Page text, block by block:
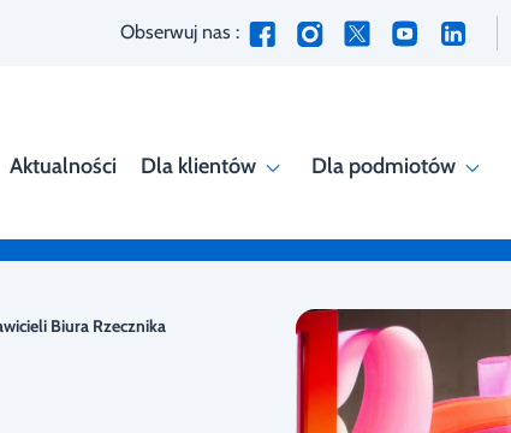
Obserwuj nas :
Aktualności Dla klientów Dla podmiotów
Biura Rzecznika